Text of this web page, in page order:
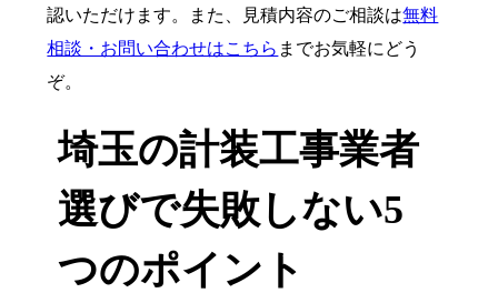
認いただけます。また、見積内容のご相談は無料
相談・お問い合わせはこちら までお気軽にどう
ぞ。
埼玉の計装工事業者
選びで失敗しない5
つのポイント